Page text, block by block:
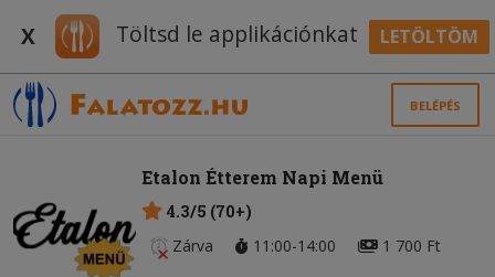
X Töltsd le applikációnkat LETÖLTÖM
BELÉPÉS
Etalon Étterem Napi Menü
4.3/5 (70+)
Zárva
11:00-14:00 1 700 Ft